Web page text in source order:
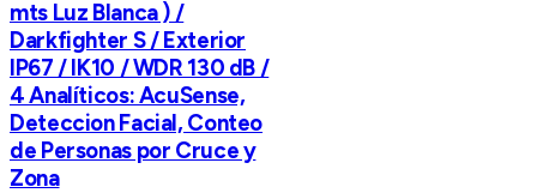
mts Luz Blanca ) /
Darkfighter S / Exterior
IP67 / IK10 / WDR 130 dB /
4 Analíticos: AcuSense,
Deteccion Facial, Conteo
de Personas por Cruce y
Zona